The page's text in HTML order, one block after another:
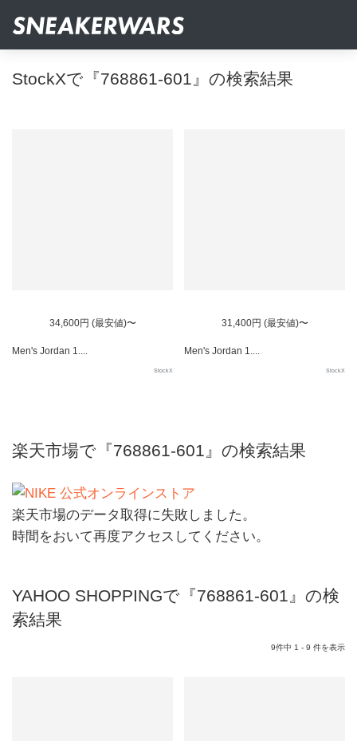
StockXで『768861-601』の検索結果
34,600円 (最安値)〜
Men's Jordan 1....
StockX
31,400円 (最安値)〜
Men's Jordan 1....
StockX
楽天市場で『768861-601』の検索結果
楽天市場のデータ取得に失敗しました。
時間をおいて再度アクセスしてください。
YAHOO SHOPPINGで『768861-601』の検
索結果
9件中 1 - 9 件を表示